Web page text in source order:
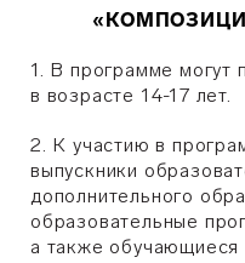
1. В программе могут
в возрасте 14-17 лет.
2. К участию в
выпускники
дополнительного
образовательные
а также обучающиеся